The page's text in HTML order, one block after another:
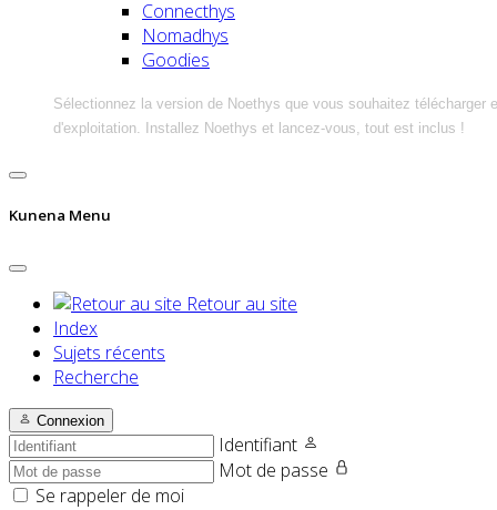
Connecthys
Nomadhys
Goodies
Sélectionnez la version de Noethys que vous souhaitez télécharger
d'exploitation. Installez Noethys et lancez-vous, tout est inclus !
Kunena Menu
Retour au site
Index
Sujets récents
Recherche
Connexion
Identifiant
Mot de passe
Se rappeler de moi